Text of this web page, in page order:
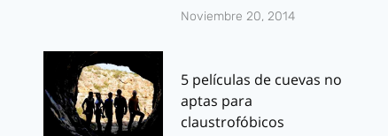
Noviembre 20, 2014
5 películas de cuevas no
aptas para
claustrofóbicos